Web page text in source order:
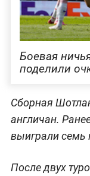
Боевая
поделили
Сборная
англичан.
выиграли семь
После двух